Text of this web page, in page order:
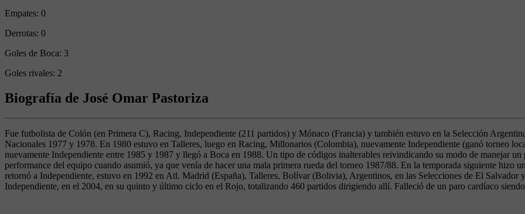
Empates: 0
Derrotas: 0
Goles de Boca: 3
Goles rivales: 2
Biografía de José Omar Pastoriza
Fue futbolista de Colón (en Primera C), Racing, Independiente (211 partidos) y Mónaco (Francia) y también estuvo en la Selección
Nacionales 1977 y 1978. En 1980 estuvo en Talleres, luego en Racing, Millonarios (Colombia), nuevamente Independiente (ganó torneo
nuevamente Independiente entre 1985 y 1987 y llegó a Boca en 1988. Un tipo de códigos inalterables reivindicando su modo de manejar
performance del equipo cuando asumió, ya que venía de hacer una mala primera rueda del torneo 1987/88. En la temporada siguiente hizo
retornó a Independiente, estuvo en 1992 en Atl. Madrid (España), Talleres, Bolívar (Bolivia), Argentinos, en las Selecciones de El Salvador
Independiente, en el 2004, en su quinto y último ciclo en el Rojo, totalizando 460 partidos dirigiendo allí. Falleció de un paro cardíaco